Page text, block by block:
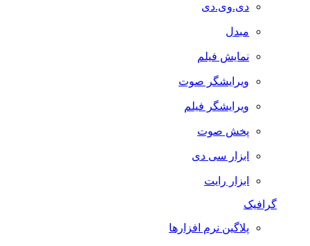
دی.وی.دی
مبدل
نمایش فیلم
ویرایشگر صوت
ویرایشگر فیلم
پخش صوت
ابزار سی دی
ابزار رایت
گرافیک
پلاگین نرم افزارها